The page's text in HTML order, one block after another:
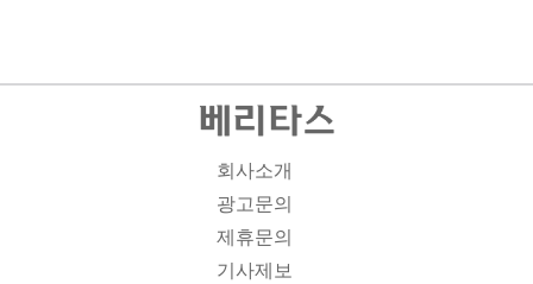
회사소개
광고문의
제휴문의
기사제보